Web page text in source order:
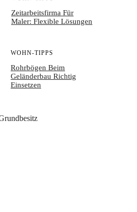
Zeitarbeitsfirma Für
Maler: Flexible Lösungen
WOHN-TIPPS
Rohrbögen Beim
Geländerbau Richtig
Einsetzen